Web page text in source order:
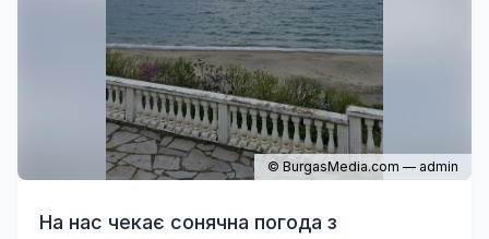
© BurgasMedia.com — admin
На нас чекає сонячна погода з